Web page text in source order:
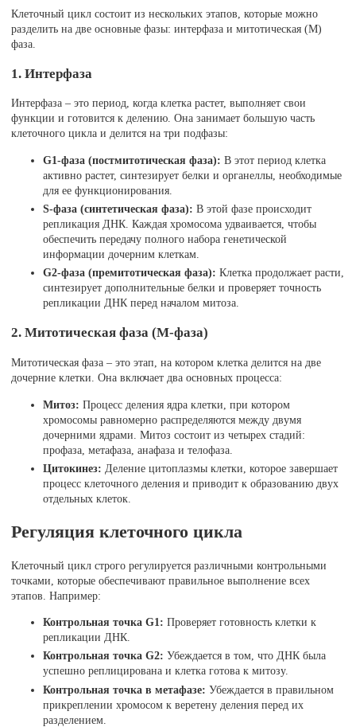
Клеточный цикл состоит из нескольких этапов, которые можно
разделить на две основные фазы: интерфаза и митотическая (М)
фаза.
1. Интерфаза
Интерфаза – это период, когда клетка растет, выполняет свои
функции и готовится к делению. Она занимает большую часть
клеточного цикла и делится на три подфазы:
G1-фаза (постмитотическая фаза): В этот период клетка
активно растет, синтезирует белки и органеллы, необходимые
для ее функционирования.
S-фаза (синтетическая фаза): В этой фазе происходит
репликация ДНК. Каждая хромосома удваивается, чтобы
обеспечить передачу полного набора генетической
информации дочерним клеткам.
G2-фаза (премитотическая фаза): Клетка продолжает расти,
синтезирует дополнительные белки и проверяет точность
репликации ДНК перед началом митоза.
2. Митотическая фаза (М-фаза)
Митотическая фаза – это этап, на котором клетка делится на две
дочерние клетки. Она включает два основных процесса:
Митоз: Процесс деления ядра клетки, при котором
хромосомы равномерно распределяются между двумя
дочерними ядрами. Митоз состоит из четырех стадий:
профаза, метафаза, анафаза и телофаза.
Цитокинез: Деление цитоплазмы клетки, которое завершает
процесс клеточного деления и приводит к образованию двух
отдельных клеток.
Регуляция клеточного цикла
Клеточный цикл строго регулируется различными контрольными
точками, которые обеспечивают правильное выполнение всех
этапов. Например:
Контрольная точка G1: Проверяет готовность клетки к
репликации ДНК.
Контрольная точка G2: Убеждается в том, что ДНК была
успешно реплицирована и клетка готова к митозу.
Контрольная точка в метафазе: Убеждается в правильном
прикреплении хромосом к веретену деления перед их
разделением.